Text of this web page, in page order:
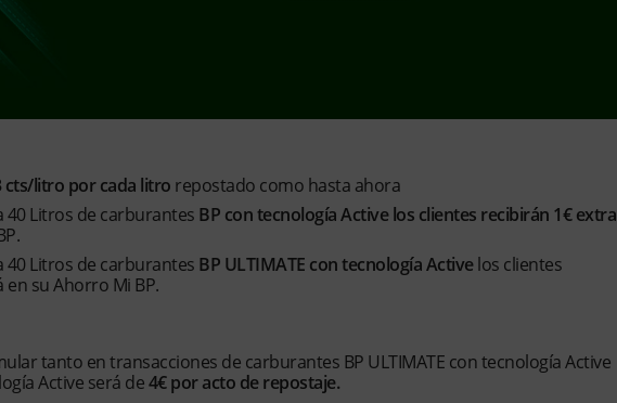
cts/litro por cada litro repostado como hasta ahora
40 Litros de carburantes BP con tecnología Active los clientes recibirán 1€ extra
40 Litros de carburantes BP ULTIMATE con tecnología Activelos clientes
su Ahorro Mi BP.
tanto en transacciones de carburantes BP ULTIMATE con tecnología Active
Active será de4€ por acto de repostaje.